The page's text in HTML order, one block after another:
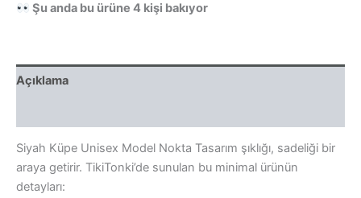
Şu anda bu ürüne 4kişi bakıyor
Açıklama
Siyah Küpe Unisex Model Nokta Tasarım şıklığı, sadeliği bir
araya getirir. TikiTonki’de sunulan bu minimal ürünün
detayları: